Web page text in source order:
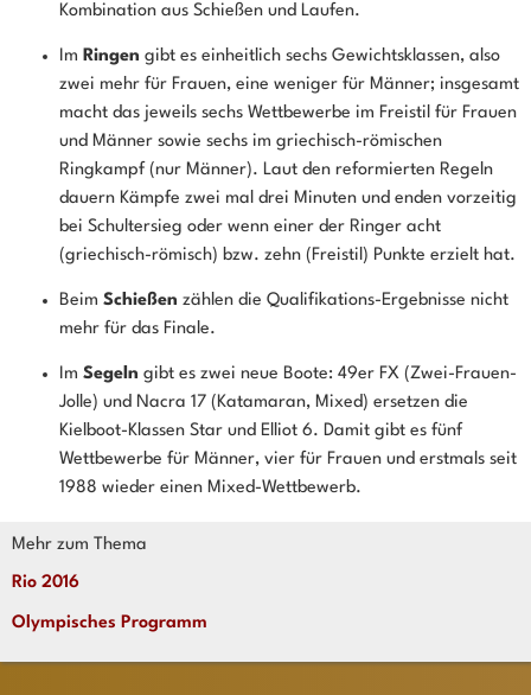
Kombination aus Schießen und Laufen.
Im Ringen gibt es einheitlich sechs Gewichtsklassen, also
zwei mehr für Frauen, eine weniger für Männer; insgesamt
macht das jeweils sechs Wettbewerbe im Freistil für Frauen
und Männer sowie sechs im griechisch-römischen
Ringkampf (nur Männer). Laut den reformierten Regeln
dauern Kämpfe zwei mal drei Minuten und enden vorzeitig
bei Schultersieg oder wenn einer der Ringer acht
(griechisch-römisch) bzw. zehn (Freistil) Punkte erzielt hat.
Beim Schießen zählen die Qualifikations-Ergebnisse nicht
mehr für das Finale.
Im Segeln gibt es zwei neue Boote: 49er FX (Zwei-Frauen-
Jolle) und Nacra 17 (Katamaran, Mixed) ersetzen die
Kielboot-Klassen Star und Elliot 6. Damit gibt es fünf
Wettbewerbe für Männer, vier für Frauen und erstmals seit
1988 wieder einen Mixed-Wettbewerb.
Mehr zum Thema
Rio 2016
Olympisches Programm